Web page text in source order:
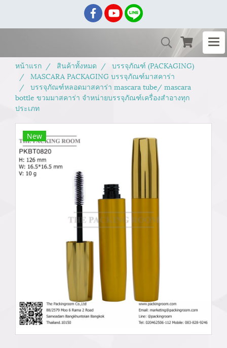
หน้าแรก สินค้าทั้งหมด
บรรจุภัณฑ์ (PACKAGING)
MASCARA PACKAGING บรรจุภัณฑ์มาสคาร่า
บรรจุภัณฑ์หลอดมาสคาร่า mascara tube/ mascara
bottle ขวมมาสคาร่า จำหน่ายบรรจุภัณฑ์เครื่องสำอางทุก
ประเภท
New